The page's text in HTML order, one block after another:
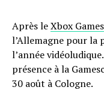
Après leXbox
l’Allemagne pour la
l’année
présence à la
30 août à Cologne.